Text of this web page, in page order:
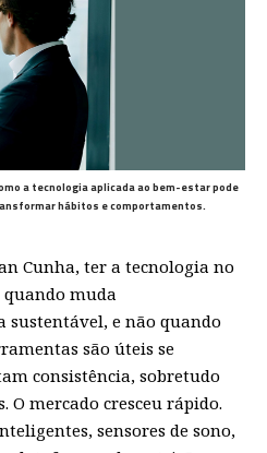
a tecnologia aplicada ao bem-estar pode
hábitos e comportamentos.
Cunha, ter a tecnologia no
quando muda
e não quando
são úteis se
consistência, sobretudo
O mercado cresceu rápido.
sensores de sono,